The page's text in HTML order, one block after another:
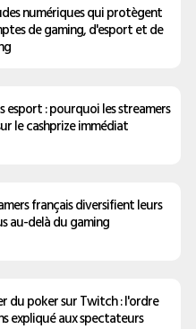
numériques qui protègent
de gaming, d'esport et de
esport : pourquoi les streamers
le cashprize immédiat
français diversifient leurs
au-delà du gaming
du poker sur Twitch : l'ordre
expliqué aux spectateurs